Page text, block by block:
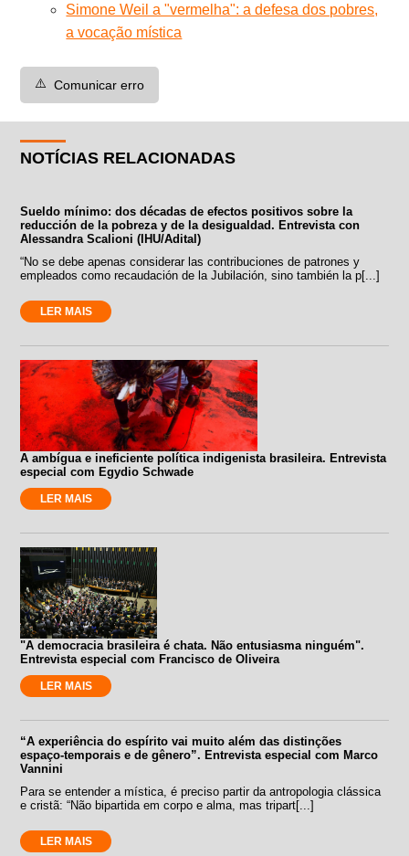
Simone Weil a "vermelha": a defesa dos pobres,
a vocação mística
⚠️ Comunicar erro
NOTÍCIAS RELACIONADAS
Sueldo mínimo: dos décadas de efectos positivos sobre la
reducción de la pobreza y de la desigualdad. Entrevista con
Alessandra Scalioni (IHU/Adital)
“No se debe apenas considerar las contribuciones de patrones y
empleados como recaudación de la Jubilación, sino también la p[...]
LER MAIS
A ambígua e ineficiente política indigenista brasileira. Entrevista
especial com Egydio Schwade
LER MAIS
"A democracia brasileira é chata. Não entusiasma ninguém".
Entrevista especial com Francisco de Oliveira
LER MAIS
“A experiência do espírito vai muito além das distinções
espaço-temporais e de gênero”. Entrevista especial com Marco
Vannini
Para se entender a mística, é preciso partir da antropologia clássica
e cristã: “Não bipartida em corpo e alma, mas tripart[...]
LER MAIS